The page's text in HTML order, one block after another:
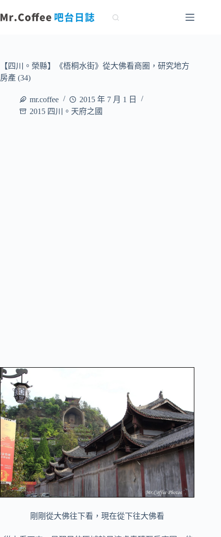
至
容【四川。榮縣】《梧桐水街》從大佛看商圈，研究地方
房產 (34)
mr.coffee
2015 年 7 月 1 日
2015 四川。天府之國
剛剛從大佛往下看，現在從下往大佛看